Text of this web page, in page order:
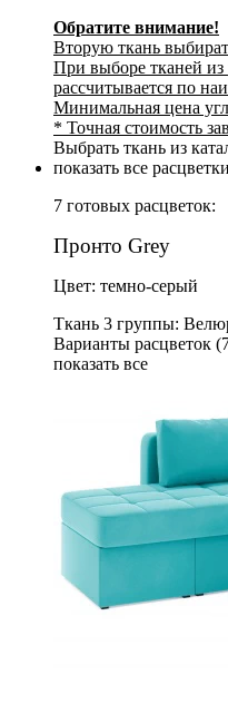
Обратите внимание!
Вторую ткань
При выборе тканей из
рассчитывается по
Минимальная цена
* Точная стоимость
Выбрать ткань из
показать все расцветки
7 готовых расцветок:
Пронто Grey
Цвет: темно-серый
Ткань 3 группы:
Варианты расцветок
показать все